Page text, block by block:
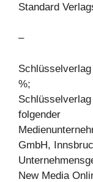
Standard
–
%;
folgender
GmbH,
New Media